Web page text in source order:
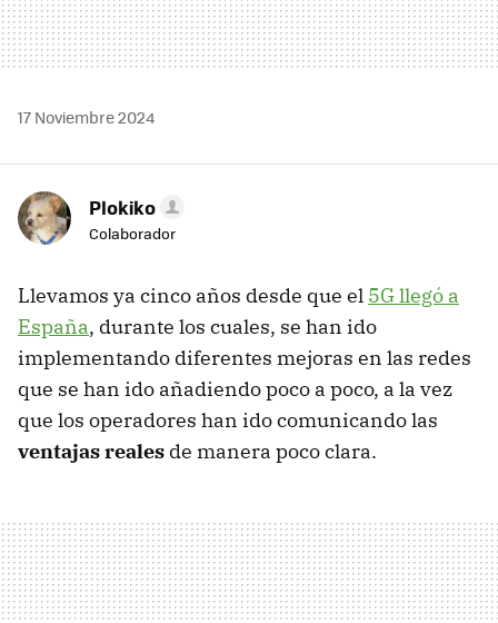
17 Noviembre 2024
Plokiko
Colaborador
Llevamos ya cinco años desde que el 5G llegó a
España, durante los cuales, se han ido
implementando diferentes mejoras en las redes
que se han ido añadiendo poco a poco, a la vez
que los operadores han ido comunicando las
ventajas reales de manera poco clara.